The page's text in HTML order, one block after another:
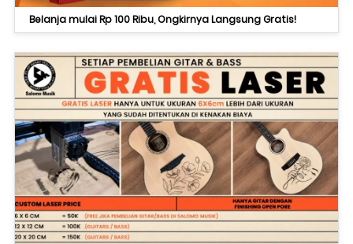
Belanja mulai Rp 100 Ribu, Ongkirnya Langsung Gratis!